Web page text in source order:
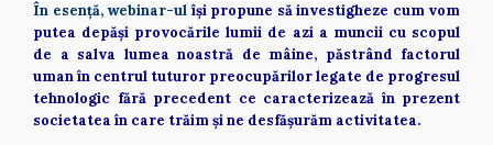
În esență, webinar-ul își propune să investigheze cum vom
putea depăși provocările lumii de azi a muncii cu scopul
de a salva lumea noastră de mâine, păstrând factorul
uman în centrul tuturor preocupărilor legate de progresul
tehnologic fără precedent ce caracterizează în prezent
societatea în care trăim și ne desfășurăm activitatea.